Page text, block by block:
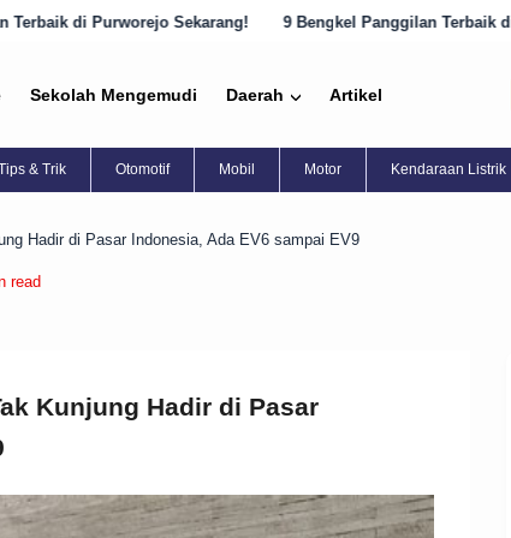
9 Bengkel Panggilan Terbaik di Semarang yang
Sekolah Mengemudi Daerah Artikel
& Trik Otomotif Mobil Motor Kendaraan Listrik
Hadir di Pasar Indonesia, Ada EV6 sampai EV9
read
Kunjung Hadir di Pasar